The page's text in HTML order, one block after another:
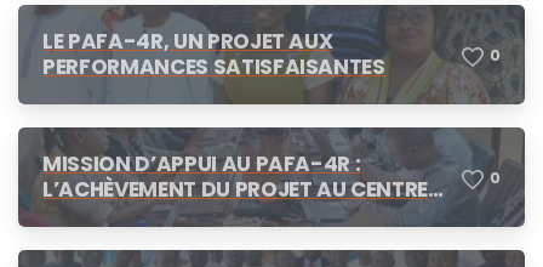
LE PAFA-4R, UN PROJET AUX
PERFORMANCES SATISFAISANTES
0
MISSION D’APPUI AU PAFA-4R :
L’ACHÈVEMENT DU PROJET AU CENTRE
DES CONCERTATIONS
0